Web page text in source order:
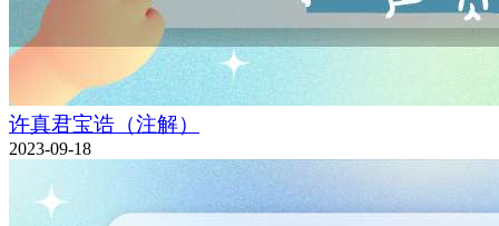
许真君宝诰（注解）
2023-09-18